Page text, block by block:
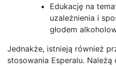
Edukację na
uzależnienia i
głodem
Jednakże, istnieją również
stosowania Esperalu.